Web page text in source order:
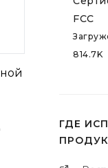
FCC
814.7K
ГДЕ